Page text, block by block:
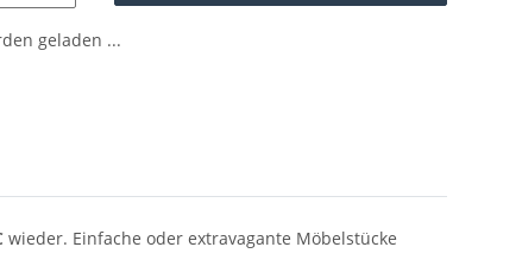
geladen ...
wieder. Einfache oder extravagante Möbelstücke